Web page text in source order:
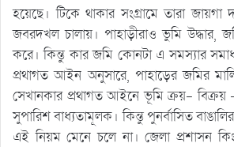
হয়েছে। টিকে থাকার সংগ্রামে তারা
জবরদখল চালায়। পাহাড়ীরাও ভুমি উদ্ধার,
করে। কিন্তু কার জমি কোনটা এ সমস্যার
প্রথাগত আইন অনুসারে, পাহাড়ের জমির
সেখানকার প্রথাগত আইনে ভূমি ক্রয়- বিক্রয়
সুপারিশ বাধ্যতামূলক। কিন্তু পুনর্বাসিত
এই নিয়ম মেনে চলে না। জেলা প্রশাসন